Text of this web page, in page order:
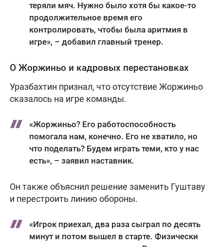
теряли мяч. Нужно было хотя бы какое-то
продолжительное время его
контролировать, чтобы была аритмия в
игре», – добавил главный тренер.
О Жоржиньо и кадровых перестановках
Уразбахтин признал, что отсутствие Жоржиньо
сказалось на игре команды.
«Жоржиньо? Его работоспособность
помогала нам, конечно. Его не хватило, но
что поделать? Будем играть теми, кто у нас
есть», – заявил наставник.
Он также объяснил решение заменить Гуштаву
и перестроить линию обороны.
«Игрок приехал, два раза сыграл по десять
минут и потом вышел в старте. Физически